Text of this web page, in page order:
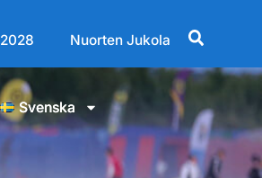
2028 Nuorten Jukola
Svenska